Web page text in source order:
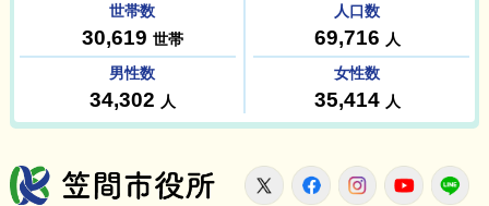
笠間市役所
X FacebookInstagram